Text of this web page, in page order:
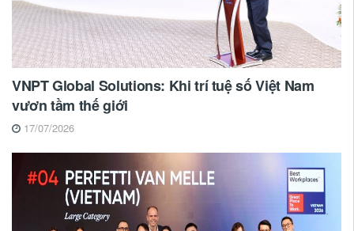
VNPT Global Solutions: Khi trí tuệ số Việt Nam
vươn tầm thế giới
17/07/2026